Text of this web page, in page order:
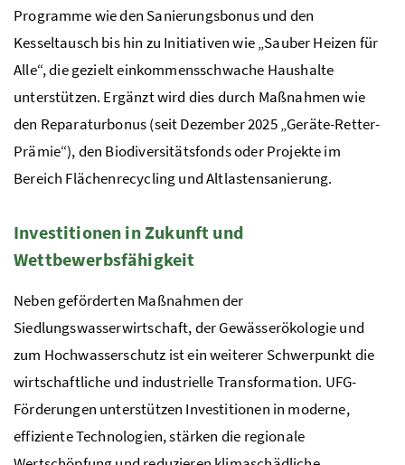
Programme wie den Sanierungsbonus und den
Kesseltausch bis hin zu Initiativen wie „Sauber Heizen für
Alle“, die gezielt einkommensschwache Haushalte
unterstützen. Ergänzt wird dies durch Maßnahmen wie
den Reparaturbonus (seit Dezember 2025 „Geräte-Retter-
Prämie“), den Biodiversitätsfonds oder Projekte im
Bereich Flächenrecycling und Altlastensanierung.
Investitionen in Zukunft und
Wettbewerbsfähigkeit
Neben geförderten Maßnahmen der
Siedlungswasserwirtschaft, der Gewässerökologie und
zum Hochwasserschutz ist ein weiterer Schwerpunkt die
wirtschaftliche und industrielle Transformation. UFG-
Förderungen unterstützen Investitionen in moderne,
effiziente Technologien, stärken die regionale